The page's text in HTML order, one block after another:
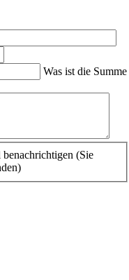
Was ist die Summe
(Sie